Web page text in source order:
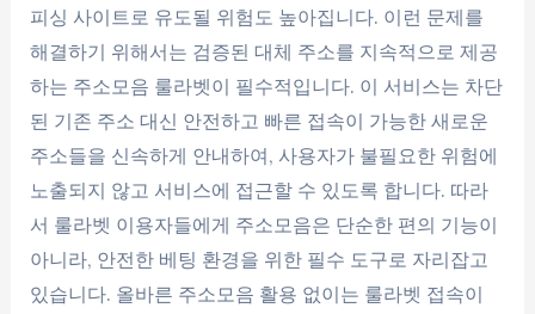
피싱 사이트로 유도될 위험도 높아집니다. 이런 문제를
해결하기 위해서는 검증된 대체 주소를 지속적으로 제공
하는 주소모음 룰라벳이 필수적입니다. 이 서비스는 차단
된 기존 주소 대신 안전하고 빠른 접속이 가능한 새로운
주소들을 신속하게 안내하여, 사용자가 불필요한 위험에
노출되지 않고 서비스에 접근할 수 있도록 합니다. 따라
서 룰라벳 이용자들에게 주소모음은 단순한 편의 기능이
아니라, 안전한 베팅 환경을 위한 필수 도구로 자리잡고
있습니다. 올바른 주소모음 활용 없이는 룰라벳 접속이